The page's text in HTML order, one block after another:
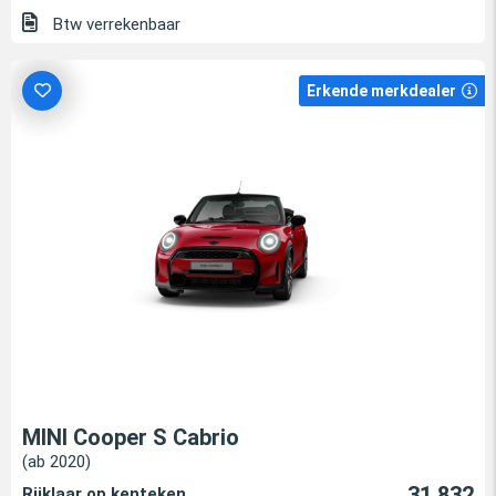
Btw verrekenbaar
Erkende merkdealer
MINI Cooper S Cabrio
(ab 2020)